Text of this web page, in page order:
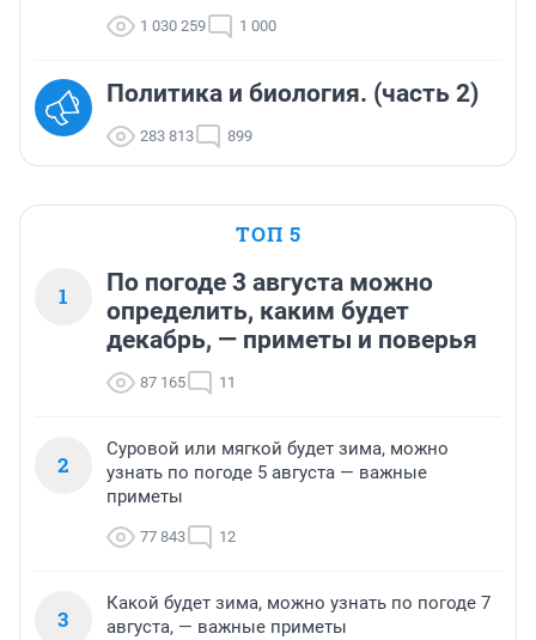
1 030 259 1 000
Политика и биология. (часть 2)
283 813 899
ТОП 5
1
По погоде 3 августа можно
определить, каким будет
декабрь, — приметы и поверья
87 165 11
2
Суровой или мягкой будет зима, можно
узнать по погоде 5 августа — важные
приметы
77 843 12
3
Какой будет зима, можно узнать по погоде 7
августа, — важные приметы